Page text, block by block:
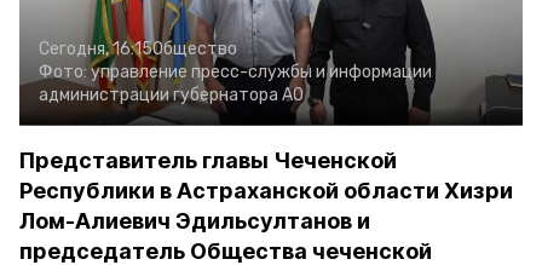
Сегодня, 16:15Общество
Фото: управление пресс-службы и информации
администрации губернатора АО
Представитель главы Чеченской
Республики в Астраханской области Хизри
Лом-Алиевич Эдильсултанов и
председатель Общества чеченской